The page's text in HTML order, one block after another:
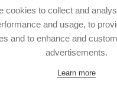
cookies to collect and
and usage, to
and to enhance and
advertisements.
Learn more